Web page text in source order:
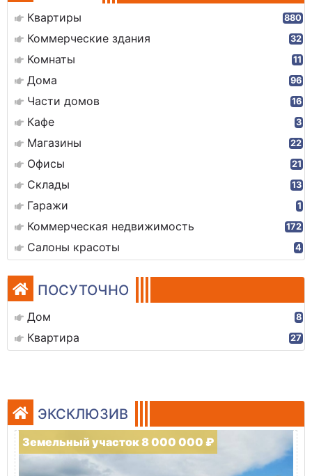
Квартиры 880
Коммерческие здания 32
Комнаты 11
Дома 96
Части домов 16
Кафе 3
Магазины 22
Офисы 21
Склады 13
Гаражи 1
Коммерческая недвижимость 172
Салоны красоты 4
ПОСУТОЧНО
Дом 8
Квартира 27
ЭКСКЛЮЗИВ
Земельный участок 8 000 000 ₽